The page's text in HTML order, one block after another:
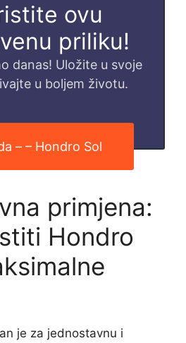
ovu
priliku!
danas! Uložite u svoje
u boljem životu.
– – Hondro Sol
primjena:
Hondro
je za jednostavnu i